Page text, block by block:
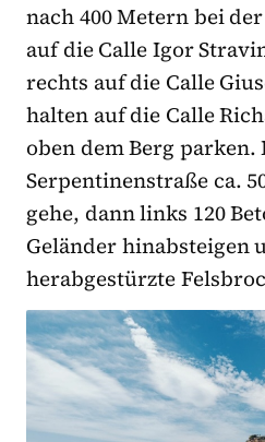
nach 400 Metern bei
auf die Calle Igor
rechts auf die Calle
halten auf die Calle
oben dem Berg parken.
Serpentinenstraße ca.
gehe, dann links 120
Geländer hinabsteigen
herabgestürzte